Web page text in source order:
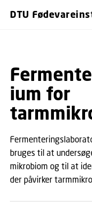
DTU
ium for
bruges til at
mikrobiom og til at
der påvirker